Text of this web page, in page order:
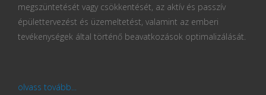
megszüntetését vagy csökkentését, az aktív és passzív
épülettervezést és üzemeltetést, valamint az emberi
tevékenységek által történő beavatkozások optimalizálását.
olvass tovább...